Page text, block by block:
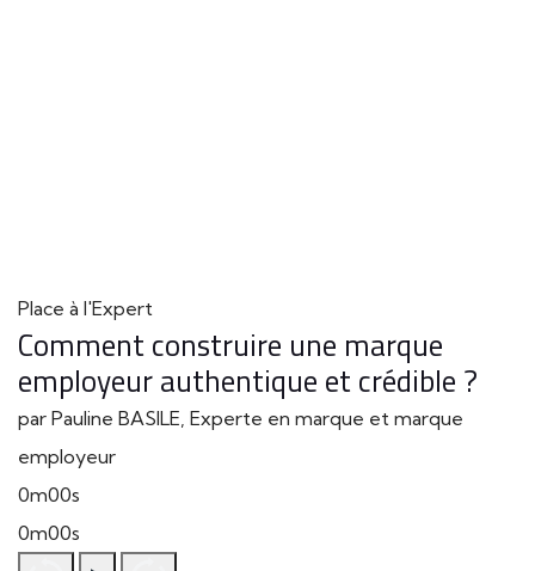
Place à l'Expert
Comment construire une marque
employeur authentique et crédible ?
par Pauline BASILE, Experte en marque et marque
employeur
0m00s
0m00s